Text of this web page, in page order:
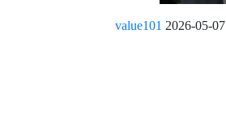
value101 2026-05-07